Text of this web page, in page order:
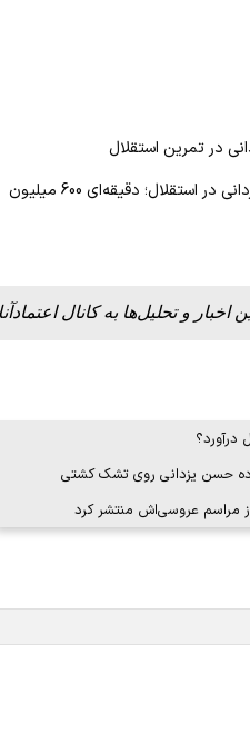
در تمرین استقلال
جنجال دستمزد حسن یزدانی در استقلال؛ دقیقه‌ای 600 میلیون
و تحلیل‌ها به کانال
حسن یزدانی روی تشک کشتی
مراسم عروسی‌اش منتشر کرد